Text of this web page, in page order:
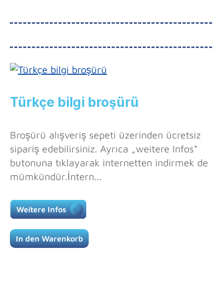
Türkçe bilgi broşürü
Broşürü alışveriş sepeti üzerinden ücretsiz
sipariş edebilirsiniz. Ayrıca „weitere Infos“
butonuna tıklayarak internetten indirmek de
mümkündür.İntern...
Weitere Infos
In den Warenkorb